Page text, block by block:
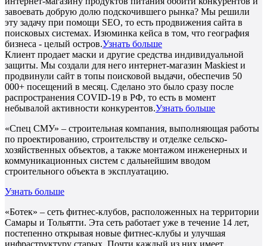
завоевать добрую долю подскочившего рынка? Мы решили
эту задачу при помощи SEO, то есть продвижения сайта в
поисковых системах. Изюминка кейса в том, что география
бизнеса - целый остров.Узнать больше
Клиент продает маски и другие средства индивидуальной
защиты. Мы создали для него интернет-магазин Maskiest и
продвинули сайт в топы поисковой выдачи, обеспечив 50
000+ посещений в месяц. Сделано это было сразу после
распространения COVID-19 в РФ, то есть в момент
небывалой активности конкурентов.Узнать больше
«Спец СМУ» – строительная компания, выполняющая работы
по проектированию, строительству и отделке сельско-
хозяйственных объектов, а также монтажом инженерных и
коммуникационных систем с дальнейшим вводом
строительного объекта в эксплуатацию.
Узнать больше
«Ботек» – сеть фитнес-клубов, расположенных на территории
Самары и Тольятти. Эта сеть работает уже в течение 14 лет,
постепенно открывая новые фитнес-клубы и улучшая
инфраструктуру старых. Почти каждый из них имеет